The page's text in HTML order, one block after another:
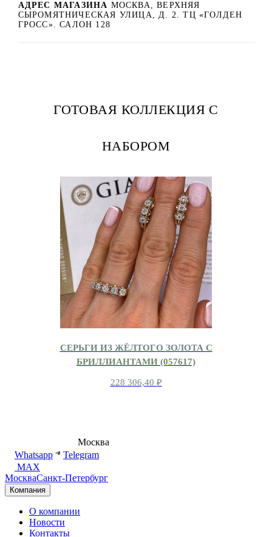
АДРЕС МАГАЗИНА МОСКВА, ВЕРХНЯЯ
СЫРОМЯТНИЧЕСКАЯ УЛИЦА, Д. 2. ТЦ «ГОЛДЕН
ГРОСС». САЛОН 128
ГОТОВАЯ КОЛЛЕКЦИЯ С
НАБОРОМ
СЕРЬГИ ИЗ ЖЁЛТОГО ЗОЛОТА С
БРИЛЛИАНТАМИ (057617)
228 306,40 ₽
Москва
Whatsapp
Telegram
MAX
МоскваСанкт-Петербург
Компания
О компании
Новости
Контакты